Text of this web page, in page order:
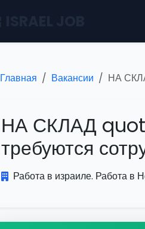
Главная Вакансии НА
НА СКЛАД
требуются
Работа в израиле. Работа в